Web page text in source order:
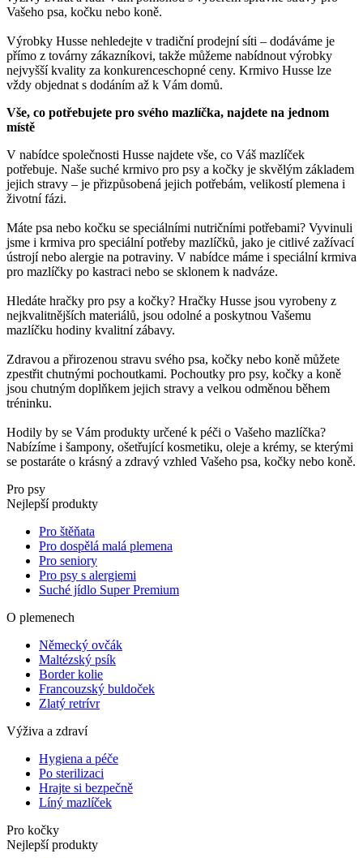
Vašeho psa, kočku nebo koně.
Výrobky Husse nehledejte v tradiční prodejní síti – dodáváme je
přímo z továrny zákazníkovi, takže můžeme nabídnout výrobky
nejvyšší kvality za konkurenceschopné ceny. Krmivo Husse lze
vždy objednat s dodáním až k Vám domů.
Vše, co potřebujete pro svého mazlíčka, najdete na jednom
místě
V nabídce společnosti Husse najdete vše, co Váš mazlíček
potřebuje. Naše suché krmivo pro psy a kočky je skvělým základem
jejich stravy – je přizpůsobená jejich potřebám, velikostí plemena i
životní fázi.
Máte psa nebo kočku se speciálními nutričními potřebami? Vyvinuli
jsme i krmiva pro speciální potřeby mazlíčků, jako je citlivé zažívací
ústrojí nebo alergie na potraviny. V nabídce máme i speciální krmiva
pro mazlíčky po kastraci nebo se sklonem k nadváze.
Hledáte hračky pro psy a kočky? Hračky Husse jsou vyrobeny z
nejkvalitnějších materiálů, jsou odolné a poskytnou Vašemu
mazlíčku hodiny kvalitní zábavy.
Zdravou a přirozenou stravu svého psa, kočky nebo koně můžete
zpestřit chutnými pochoutkami. Pochoutky pro psy, kočky a koně
jsou chutným doplňkem jejich stravy a velkou odměnou během
tréninku.
Hodily by se Vám produkty určené k péči o Vašeho mazlíčka?
Nabízíme i šampony, ošetřující kosmetiku, oleje a krémy, se kterými
se postaráte o krásný a zdravý vzhled Vašeho psa, kočky nebo koně.
Pro psy
Nejlepší produkty
Pro štěňata
Pro dospělá malá plemena
Pro seniory
Pro psy s alergiemi
Suché jídlo Super Premium
O plemenech
Německý ovčák
Maltézský psík
Border kolie
Francouzský buldoček
Zlatý retrívr
Výživa a zdraví
Hygiena a péče
Po sterilizaci
Hrajte si bezpečně
Líný mazlíček
Pro kočky
Nejlepší produkty